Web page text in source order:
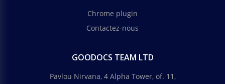
Chrome plugin
Contactez-nous
GOODOCS TEAM LTD
Pavlou Nirvana, 4 Alpha Tower, of. 11,